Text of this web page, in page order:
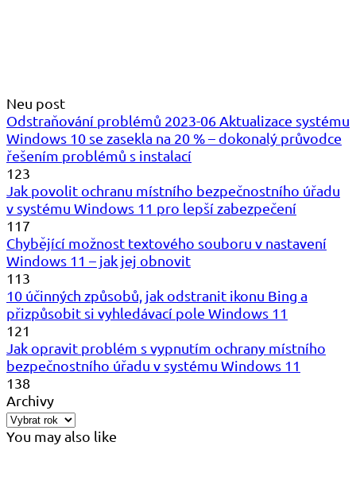
Neu post
Odstraňování problémů 2023-06 Aktualizace systému
Windows 10 se zasekla na 20 % – dokonalý průvodce
řešením problémů s instalací
123
Jak povolit ochranu místního bezpečnostního úřadu
v systému Windows 11 pro lepší zabezpečení
117
Chybějící možnost textového souboru v nastavení
Windows 11 – jak jej obnovit
113
10 účinných způsobů, jak odstranit ikonu Bing a
přizpůsobit si vyhledávací pole Windows 11
121
Jak opravit problém s vypnutím ochrany místního
bezpečnostního úřadu v systému Windows 11
138
Archivy
You may also like